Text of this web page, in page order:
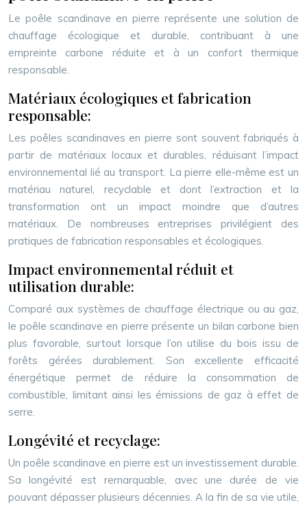
Le poêle scandinave en pierre représente une solution de
chauffage écologique et durable, contribuant à une
empreinte carbone réduite et à un confort thermique
responsable.
Matériaux écologiques et fabrication
responsable:
Les poêles scandinaves en pierre sont souvent fabriqués à
partir de matériaux locaux et durables, réduisant l’impact
environnemental lié au transport. La pierre elle-même est un
matériau naturel, recyclable et dont l’extraction et la
transformation ont un impact moindre que d’autres
matériaux. De nombreuses entreprises privilégient des
pratiques de fabrication responsables et écologiques.
Impact environnemental réduit et
utilisation durable:
Comparé aux systèmes de chauffage électrique ou au gaz,
le poêle scandinave en pierre présente un bilan carbone bien
plus favorable, surtout lorsque l’on utilise du bois issu de
forêts gérées durablement. Son excellente efficacité
énergétique permet de réduire la consommation de
combustible, limitant ainsi les émissions de gaz à effet de
serre.
Longévité et recyclage:
Un poêle scandinave en pierre est un investissement durable.
Sa longévité est remarquable, avec une durée de vie
pouvant dépasser plusieurs décennies. A la fin de sa vie utile,